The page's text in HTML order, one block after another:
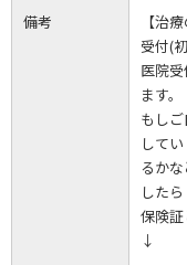
備考
【治
受付(
医院
ます。
もし
してい
るか
したら
保険証
↓